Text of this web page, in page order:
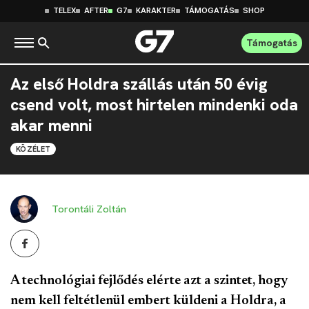
TELEX AFTER G7 KARAKTER TÁMOGATÁS SHOP
Támogatás
Az első Holdra szállás után 50 évig
csend volt, most hirtelen mindenki oda
akar menni
KÖZÉLET
Torontáli Zoltán
A technológiai fejlődés elérte azt a szintet, hogy
nem kell feltétlenül embert küldeni a Holdra, a